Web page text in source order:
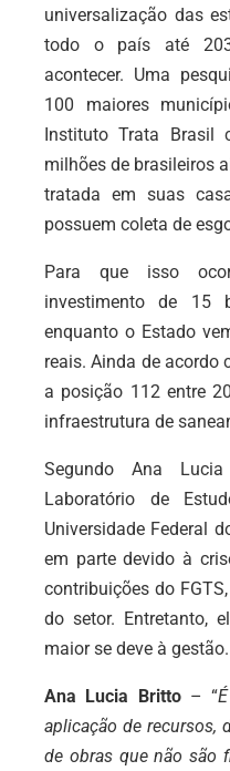
universalização das
todo o país até
acontecer. Uma
100 maiores
Instituto Trata
milhões de brasileiros
tratada em suas
possuem coleta de
Para que isso
investimento de 15
enquanto o Estado
reais. Ainda de acordo
a posição 112 entre
infraestrutura de
Segundo Ana
Laboratório de
Universidade Federal
em parte devido à
contribuições do
do setor. Entretanto,
maior se deve à gestão.
Ana Lucia Britto – “
aplicação de recursos,
de obras que não são